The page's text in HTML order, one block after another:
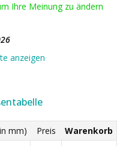
Ihre Meinung zu ändern
anzeigen
mm) Preis Warenkorb